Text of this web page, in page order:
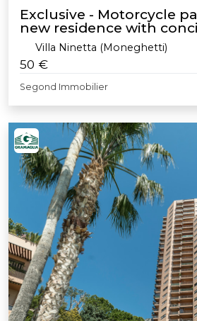
Exclusive - Motorcycle
new residence with
Villa Ninetta (Moneghetti)
50 €
Segond Immobilier